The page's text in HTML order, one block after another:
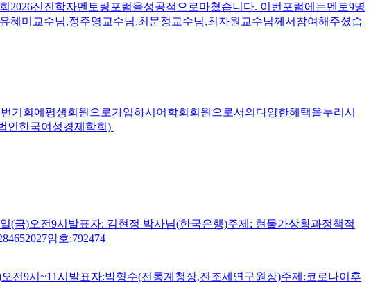
신진학자멘토링포럼을성공적으로마쳤습니다. 이번포럼에는멘토9명
혜미교수님,정주영교수님,최문정교수님,최자원교수님께서참여해주셨습
기회에평생회원으로가입하시어학회회원으로서의다양한혜택을누리시
인한국여성경제학회)
(금)오전9시​발표자: 김현정 박사님(한국은행)주제: 현물가상황과정책적
암호:792474
전9시~11시발표자:박형수(전통계청장,전조세연구원장)주제:코로나이후